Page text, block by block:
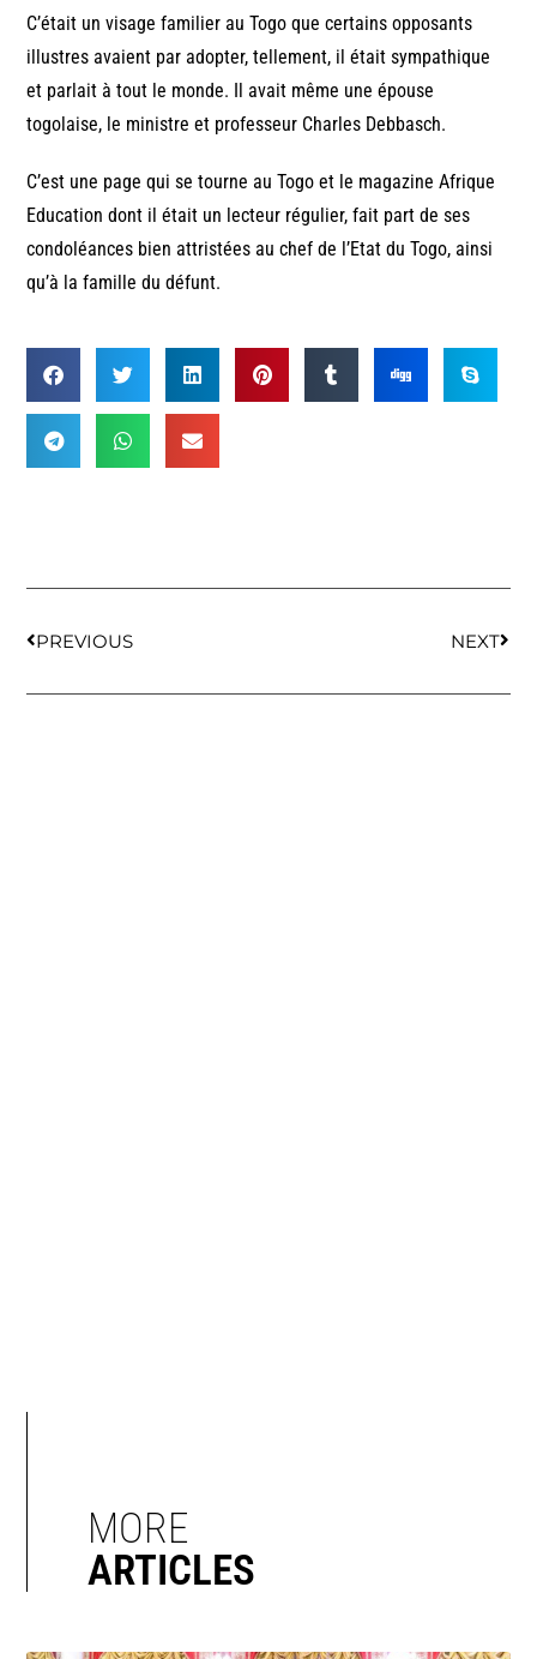
C’était un visage familier au Togo que certains opposants
illustres avaient par adopter, tellement, il était sympathique
et parlait à tout le monde. Il avait même une épouse
togolaise, le ministre et professeur Charles Debbasch.
C’est une page qui se tourne au Togo et le magazine Afrique
Education dont il était un lecteur régulier, fait part de ses
condoléances bien attristées au chef de l’Etat du Togo, ainsi
qu’à la famille du défunt.
PREVIOUS NEXT
MORE
ARTICLES